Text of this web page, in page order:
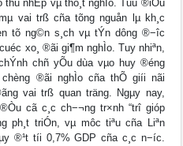
nhËp vµ tho¸t nghÌo. Tuú ®iÒu
vai trß cña tõng nguån lµ kh¸c
tõ ng©n s¸ch vµ tÝn dông ®−îc
xo¸ ®ãi gi¶m nghÌo. Tuy nhiªn,
chñ yÕu dùa vµo huy ®éng
®ãi nghÌo cña thÕ giíi nãi
vai trß quan träng. Ngµy nay,
cã c¸c ch−¬ng tr×nh “trî gióp
ph¸t triÓn, vµ môc tiªu cña Liªn
®¹t tíi 0,7% GDP cña c¸c n−íc.